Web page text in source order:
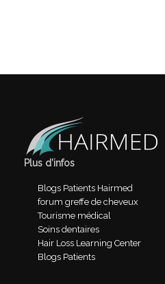
Plus d’infos
Blogs Patients Hairmed
forum greffe de cheveux
Tourisme médical
Soins dentaires
Hair Loss Learning Center
Blogs Patients